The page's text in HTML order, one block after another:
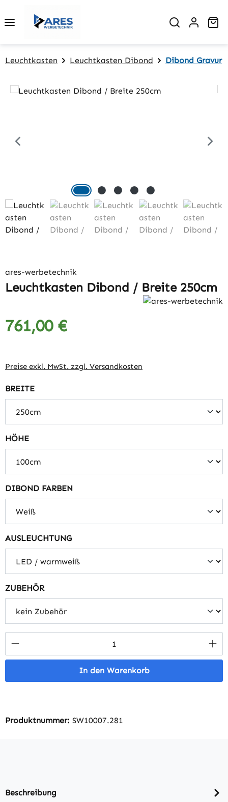
Leuchtkasten Leuchtkasten Dibond Dibond Gravur
Bildergalerie überspringen
ares-werbetechnik
Leuchtkasten Dibond / Breite 250cm
Regulärer Preis:
761,00 €
Preise exkl. MwSt. zzgl. Versandkosten
BREITEauswählen
HÖHEauswählen
DIBOND FARBENauswählen
AUSLEUCHTUNGauswählen
ZUBEHÖRauswählen
Produkt Anzahl: Gib den gewünschten
In den Warenkorb
Produktnummer: SW10007.281
Beschreibung